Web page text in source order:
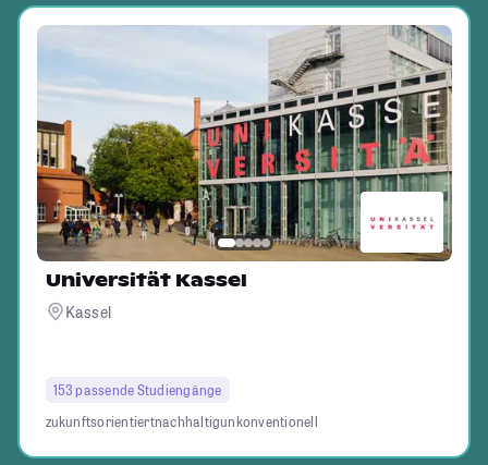
Universität Kassel
Kassel
153 passende Studiengänge
zukunftsorientiertnachhaltigunkonventionell